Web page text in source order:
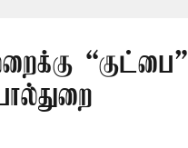
“குட்பை”